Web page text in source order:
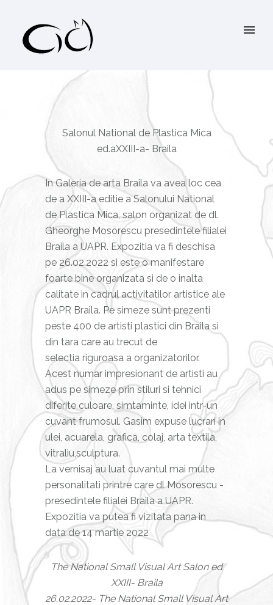
Salonul National de Plastica Mica
ed.aXXIII-a- Braila
In Galeria de arta Braila va avea loc cea
de a XXIII-a editie a Salonului National
de Plastica Mica, salon organizat de dl.
Gheorghe Mosorescu presedintele filialei
Braila a UAPR. Expozitia va fi deschisa
pe 26.02.2022 si este o manifestare
foarte bine organizata si de o inalta
calitate in cadrul activitatilor artistice ale
UAPR Braila. Pe simeze sunt prezenti
peste 400 de artisti plastici din Braila si
din tara care au trecut de
selectia riguroasa a organizatorilor.
Acest numar impresionant de artisti au
adus pe simeze prin stiluri si tehnici
diferite culoare, simtaminte, idei intr-un
cuvant frumosul. Gasim expuse lucrari in
ulei, acuarela, grafica, colaj, arta textila,
vitraliu,sculptura.
La vernisaj au luat cuvantul mai multe
personalitati printre care dl Mosorescu -
presedintele filialei Braila a UAPR.
Expozitia va putea fi vizitata pana in
data de 14 martie 2022
The National Small Visual Art Salon ed
XXIII- Braila
26.02.2022- The National Small Visual Art